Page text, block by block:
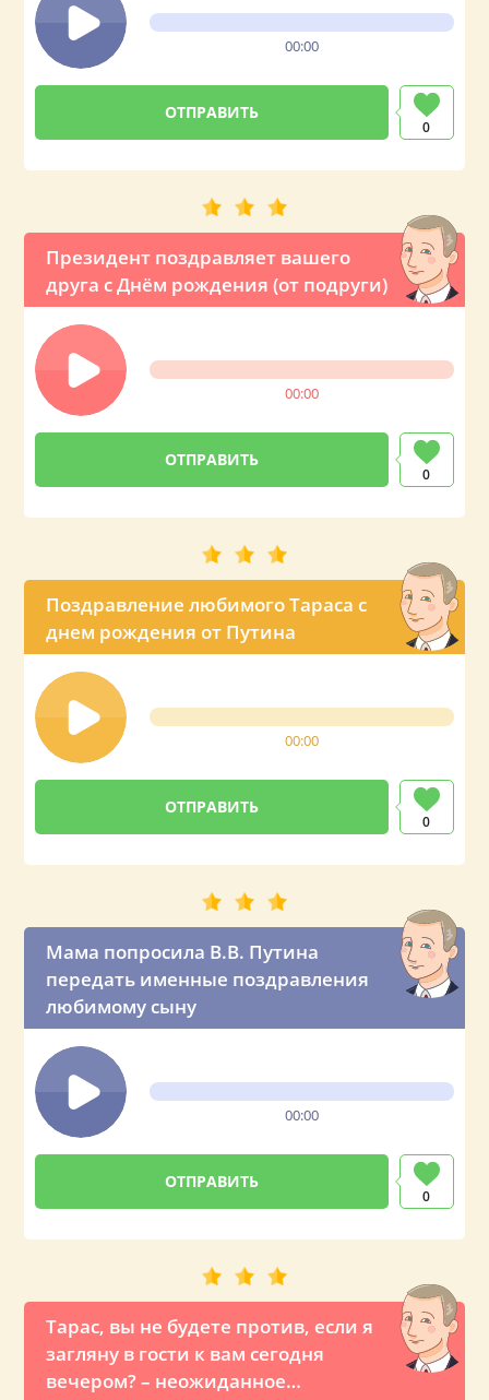
00:00
0
Президент поздравляет вашего
друга с Днём рождения (от подруги)
00:00
0
Поздравление любимого Тараса с
днем рождения от Путина
00:00
0
Мама попросила В.В. Путина
передать именные поздравления
любимому сыну
00:00
0
Тарас, вы не будете против, если я
загляну в гости к вам сегодня
вечером? – неожиданное